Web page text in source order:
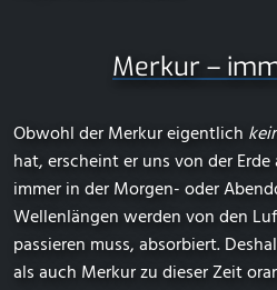
Merkur –
Obwohl der Merkur eigentlich
hat, erscheint er uns von der
immer in der Morgen- oder
Wellenlängen werden von den
passieren muss, absorbiert.
als auch Merkur zu dieser Zeit